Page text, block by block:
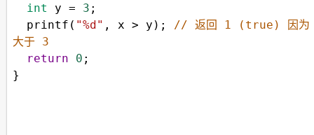
int
y = 3 ;
printf ( "%d" , x > y ); // 返回 1 (true) 因为
大于 3
return
0 ;
}